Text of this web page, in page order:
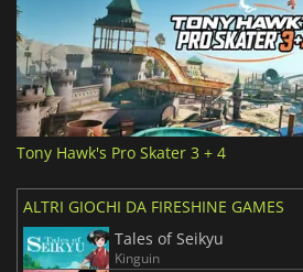
Tony Hawk's Pro Skater 3 + 4
ALTRI GIOCHI DA FIRESHINE GAMES
Tales of Seikyu
Kinguin